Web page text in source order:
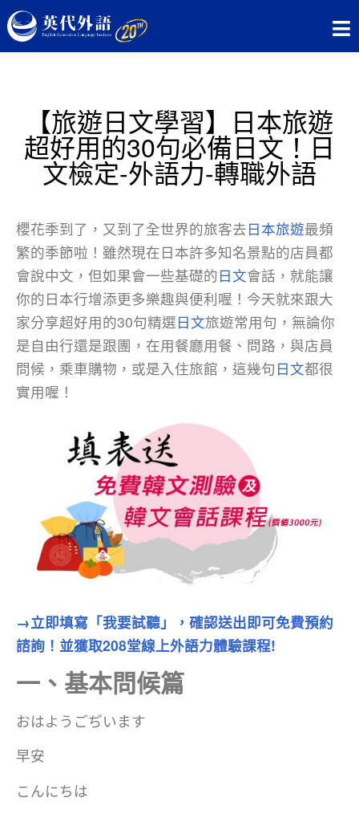
【旅遊日文學習】日本旅遊
超好用的30句必備日文！日
文檢定-外語力-轉職外語
櫻花季到了，又到了全世界的旅客去日本旅遊最頻
繁的季節啦！雖然現在日本許多知名景點的店員都
會說中文，但如果會一些基礎的日文會話，就能讓
你的日本行增添更多樂趣與便利喔！今天就來跟大
家分享超好用的30句精選日文旅遊常用句，無論你
是自由行還是跟團，在用餐廳用餐、問路，與店員
問候，乘車購物，或是入住旅館，這幾句 日文都很
實用喔！
→立即填寫「我要試聽」，確認送出即可免費預約
諮詢！並獲取208堂線上外語力體驗課程!
一、基本問候篇
おはようごぢいます
早安
こんにちは